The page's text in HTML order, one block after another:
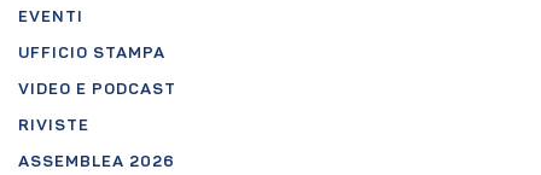
EVENTI
UFFICIO STAMPA
VIDEO E PODCAST
RIVISTE
ASSEMBLEA 2026